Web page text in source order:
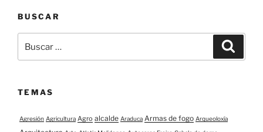
BUSCAR
TEMAS
Agresión Agricultura Agro alcalde Araduca Armas de fogo Arqueoloxía